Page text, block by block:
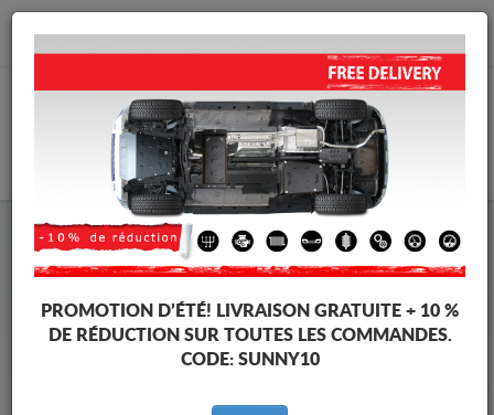
info@protectionsousmoteur.eu
Protection Sous Moteur Peugeot
Protection Sous Moteur Peugeot 2008
Marques
PROMOTION D’ÉTÉ! LIVRAISON GRATUITE + 10 %
DE RÉDUCTION SUR TOUTES LES COMMANDES.
CODE: SUNNY10